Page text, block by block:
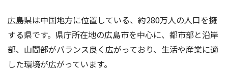
広島県は中国地方に位置している、約280万人の人口を擁
する県です。県庁所在地の広島市を中心に、都市部と沿岸
部、山間部がバランス良く広がっており、生活や産業に適
した環境が広がっています。